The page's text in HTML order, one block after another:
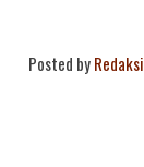
Posted byRedaksi